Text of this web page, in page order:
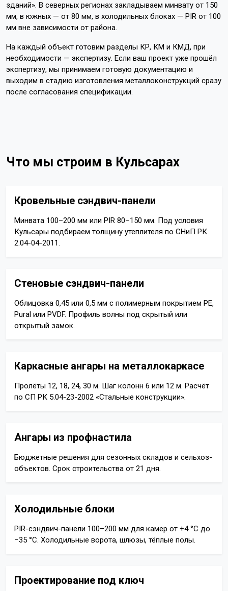
зданий». В северных регионах закладываем минвату от 150
мм, в южных — от 80 мм, в холодильных блоках — PIR от 100
мм вне зависимости от района.
На каждый объект готовим разделы КР, КМ и КМД, при
необходимости — экспертизу. Если ваш проект уже прошёл
экспертизу, мы принимаем готовую документацию и
выходим в стадию изготовления металлоконструкций сразу
после согласования спецификации.
Что мы строим в Кульсарах
Кровельные сэндвич-панели
Минвата 100–200 мм или PIR 80–150 мм. Под условия
Кульсары подбираем толщину утеплителя по СНиП РК
2.04-04-2011.
Стеновые сэндвич-панели
Облицовка 0,45 или 0,5 мм с полимерным покрытием PE,
Pural или PVDF. Профиль волны под скрытый или
открытый замок.
Каркасные ангары на металлокаркасе
Пролёты 12, 18, 24, 30 м. Шаг колонн 6 или 12 м. Расчёт
по СП РК 5.04-23-2002 «Стальные конструкции».
Ангары из профнастила
Бюджетные решения для сезонных складов и сельхоз-
объектов. Срок строительства от 21 дня.
Холодильные блоки
PIR-сэндвич-панели 100–200 мм для камер от +4 °C до
−35 °C. Холодильные ворота, шлюзы, тёплые полы.
Проектирование под ключ